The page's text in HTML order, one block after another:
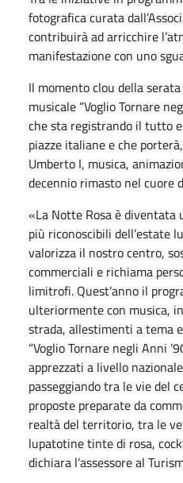
fotografica curata
contribuirà ad arricchire
manifestazione con uno
Il momento clou della
musicale “Voglio Tornare
che sta registrando il tutto
piazze italiane e che
Umberto I, musica,
decennio rimasto nel cuore
«La Notte Rosa è diventata
più riconoscibili dell’estate
valorizza il nostro centro,
commerciali e richiama
limitrofi. Quest’anno il
ulteriormente con musica,
strada, allestimenti a tema
“Voglio Tornare negli Anni
apprezzati a livello
passeggiando tra le vie del
proposte preparate da
realtà del territorio, tra le
lupatotine tinte di rosa,
dichiara l’assessore al